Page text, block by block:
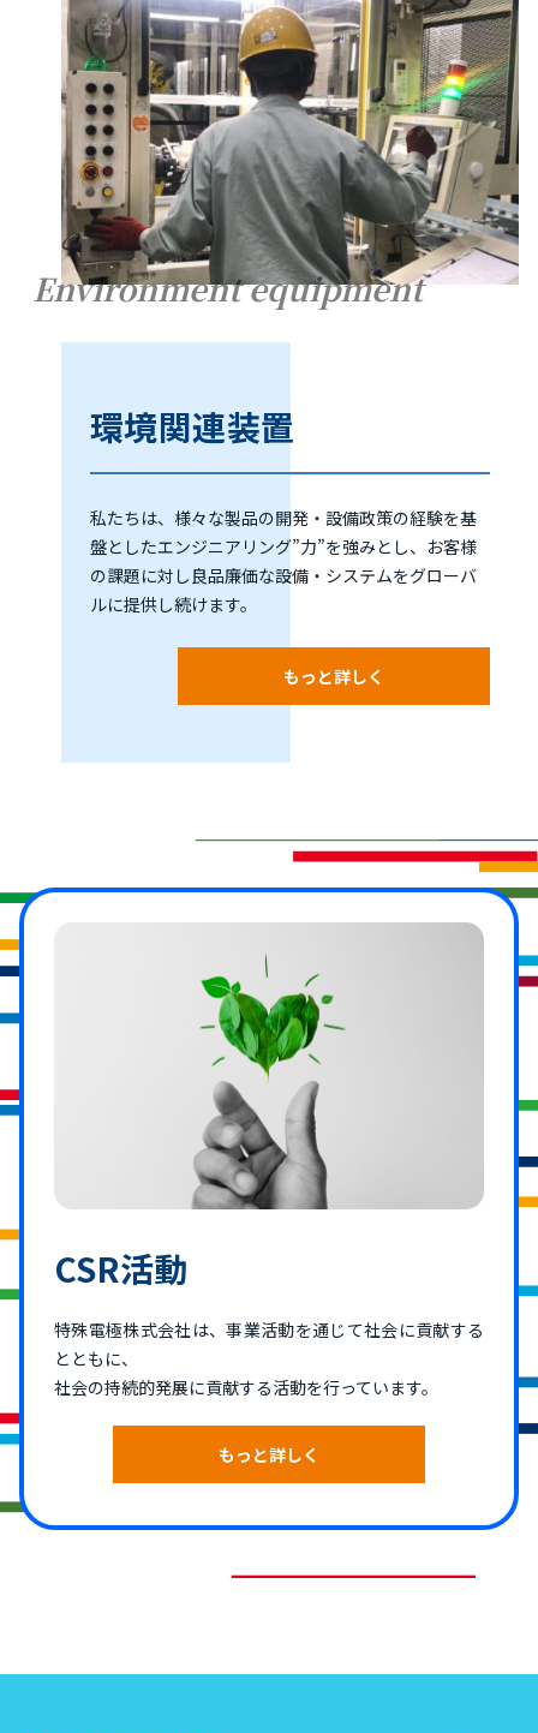
Environment equipment
環境関連装置
私たちは、様々な製品の開発・設備政策の経験を基
盤としたエンジニアリング”力”を強みとし、お客様
の課題に対し良品廉価な設備・システムをグローバ
ルに提供し続けます。
もっと詳しく
CSR活動
特殊電極株式会社は、事業活動を通じて社会に貢献する
とともに、
社会の持続的発展に貢献する活動を行っています。
もっと詳しく